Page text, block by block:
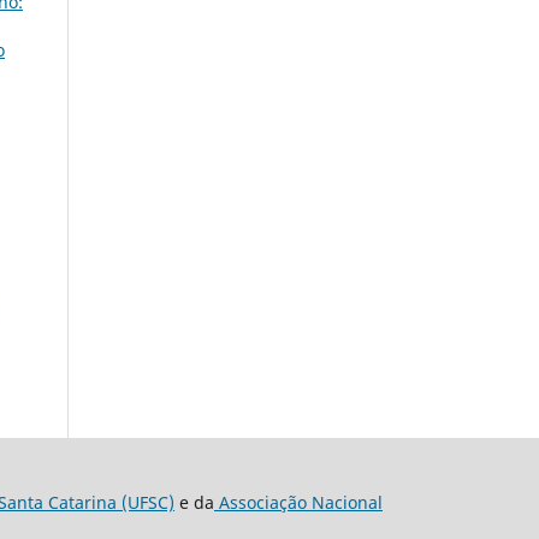
Catarina (UFSC) e da Associação Nacional